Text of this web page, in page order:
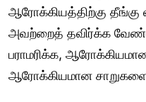
ஆரோக்கியத்திற்கு தீங்கு
அவற்றைத் தவிர்க்க
பராமரிக்க,
ஆரோக்கியமான சாறுகளை